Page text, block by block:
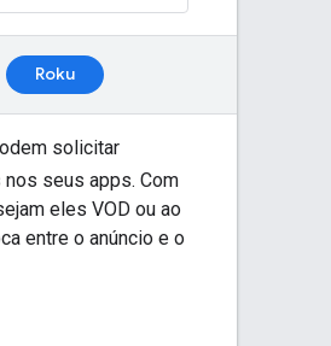
Roku
solicitar
seus apps. Com
eles VOD ou ao
entre o anúncio e o